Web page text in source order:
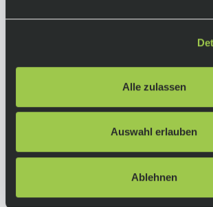
Alle zulassen
Auswahl erlauben
Ablehnen
1.799,00 €
Lieferzeit: 4-10 Tage In den